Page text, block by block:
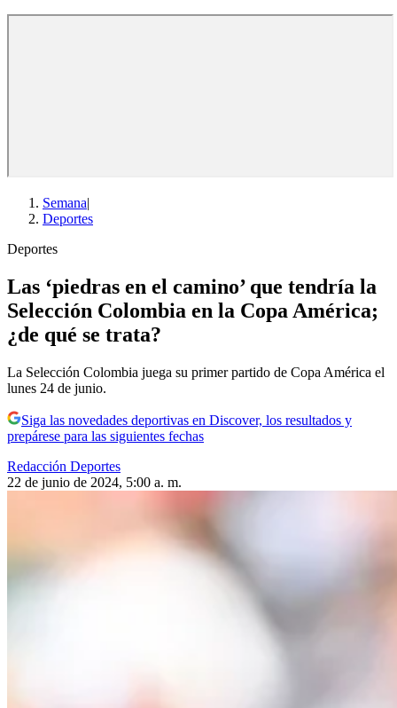
Semana|
Deportes
Deportes
Las ‘piedras en el camino’ que tendría la
Selección Colombia en la Copa América;
¿de qué se trata?
La Selección Colombia juega su primer partido de Copa América el
lunes 24 de junio.
Siga las novedades deportivas en Discover, los resultados y
prepárese para las siguientes fechas
Redacción Deportes
22 de junio de 2024, 5:00 a. m.